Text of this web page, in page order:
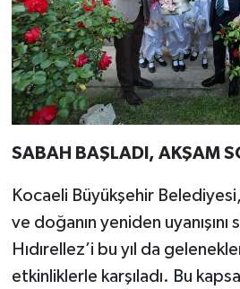
SABAH BAŞLADI, AKŞAM
Kocaeli Büyükşehir
ve doğanın yeniden uyanışını
Hıdırellez’i bu yıl da
etkinliklerle karşıladı. Bu